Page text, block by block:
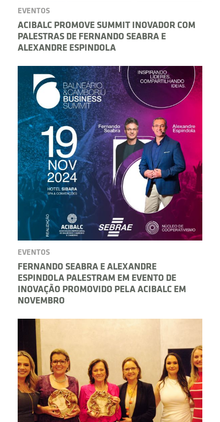
EVENTOS
ACIBALC PROMOVE SUMMIT INOVADOR COM
PALESTRAS DE FERNANDO SEABRA E
ALEXANDRE ESPINDOLA
EVENTOS
FERNANDO SEABRA E ALEXANDRE
ESPINDOLA PALESTRAM EM EVENTO DE
INOVAÇÃO PROMOVIDO PELA ACIBALC EM
NOVEMBRO